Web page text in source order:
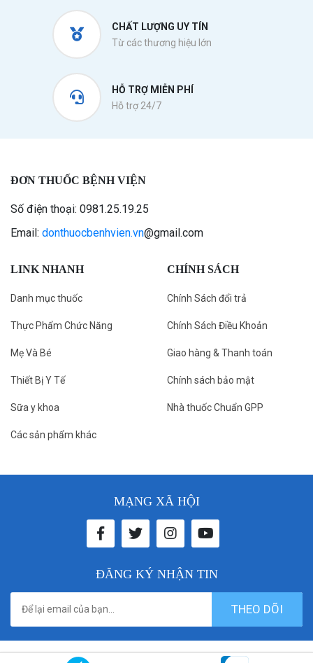
CHẤT LƯỢNG UY TÍN
Từ các thương hiệu lớn
HỖ TRỢ MIỄN PHÍ
Hỗ trợ 24/7
ĐƠN THUỐC BỆNH VIỆN
Số điện thoại: 0981.25.19.25
Email: donthuocbenhvien.vn@gmail.com
LINK NHANH
Danh mục thuốc
Thực Phẩm Chức Năng
Mẹ Và Bé
Thiết Bị Y Tế
Sữa y khoa
Các sản phẩm khác
CHÍNH SÁCH
Chính Sách đổi trả
Chính Sách Điều Khoản
Giao hàng & Thanh toán
Chính sách bảo mật
Nhà thuốc Chuẩn GPP
MẠNG XÃ HỘI
ĐĂNG KÝ NHẬN TIN
THEO DÕI